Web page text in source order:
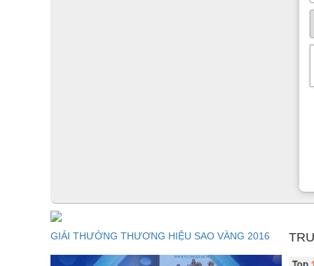
GIẢI THƯỞNG THƯƠNG HIỆU SAO VÀNG 2016